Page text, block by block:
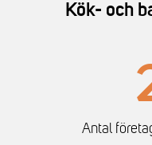
Kök- och
Antal